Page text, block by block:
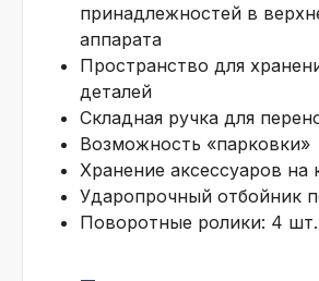
принадлежностей в
аппарата
Пространство для
деталей
Складная ручка для
Возможность «парковки»
Хранение аксессуаров на
Ударопрочный отбойник
Поворотные ролики: 4 шт.